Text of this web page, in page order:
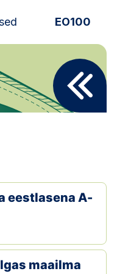
EO100
eestlasena A-
maailma